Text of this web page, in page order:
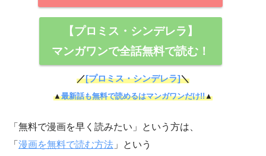
【プロミス・シンデレラ】
マンガワンで全話無料で読む！
／[プロミス・シンデレラ]＼
▲最新話も無料で読めるはマンガワンだけ!!▲
「無料で漫画を早く読みたい」という方は、
「 漫画を無料で読む方法 」という